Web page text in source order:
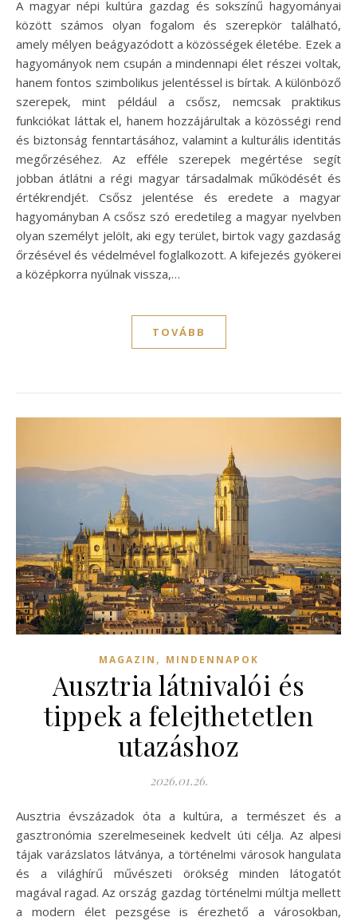
A magyar népi kultúra gazdag és sokszínű hagyományai
között számos olyan fogalom és szerepkör található,
amely mélyen beágyazódott a közösségek életébe. Ezek a
hagyományok nem csupán a mindennapi élet részei voltak,
hanem fontos szimbolikus jelentéssel is bírtak. A különböző
szerepek, mint például a csősz, nemcsak praktikus
funkciókat láttak el, hanem hozzájárultak a közösségi rend
és biztonság fenntartásához, valamint a kulturális identitás
megőrzéséhez. Az efféle szerepek megértése segít
jobban átlátni a régi magyar társadalmak működését és
értékrendjét. Csősz jelentése és eredete a magyar
hagyományban A csősz szó eredetileg a magyar nyelvben
olyan személyt jelölt, aki egy terület, birtok vagy gazdaság
őrzésével és védelmével foglalkozott. A kifejezés gyökerei
a középkorra nyúlnak vissza,…
TOVÁBB
MAGAZIN , MINDENNAPOK
Ausztria látnivalói és
tippek a felejthetetlen
utazáshoz
2026.01.26.
Ausztria évszázadok óta a kultúra, a természet és a
gasztronómia szerelmeseinek kedvelt úti célja. Az alpesi
tájak varázslatos látványa, a történelmi városok hangulata
és a világhírű művészeti örökség minden látogatót
magával ragad. Az ország gazdag történelmi múltja mellett
a modern élet pezsgése is érezhető a városokban,